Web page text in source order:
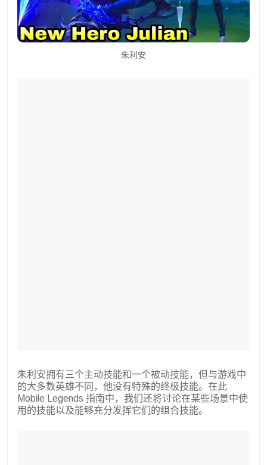
朱利安
朱利安拥有三个主动技能和一个被动技能，但与游戏中
的大多数英雄不同，他没有特殊的终极技能。在此
Mobile Legends 指南中，我们还将讨论在某些场景中使
用的技能以及能够充分发挥它们的组合技能。